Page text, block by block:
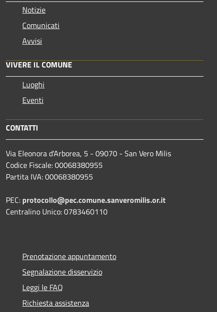
Notizie
Comunicati
Avvisi
VIVERE IL COMUNE
Luoghi
Eventi
CONTATTI
Via Eleonora d'Arborea, 5 - 09070 - San Vero Milis
Codice Fiscale: 00068380955
Partita IVA: 00068380955
PEC: protocollo@pec.comune.sanveromilis.or.it
Centralino Unico: 0783460110
Prenotazione appuntamento
Segnalazione disservizio
Leggi le FAQ
Richiesta assistenza